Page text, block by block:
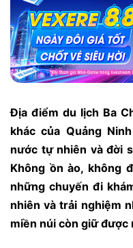
Địa điểm du lịch Ba
khác của Quảng
nước tự nhiên và đời
Không ồn ào, không
những chuyến đi
nhiên và trải nghiệm
miền núi còn giữ được